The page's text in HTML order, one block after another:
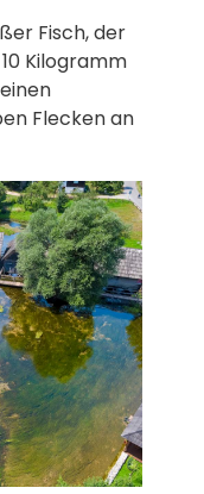
Fisch, der
Kilogramm
Flecken an